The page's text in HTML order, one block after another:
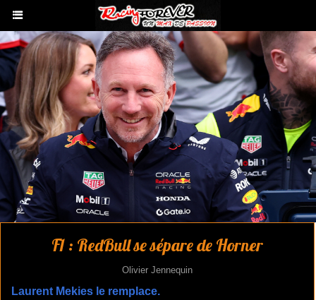
F1 : RedBull se sépare de Horner
Olivier Jennequin
Laurent Mekies le remplace.